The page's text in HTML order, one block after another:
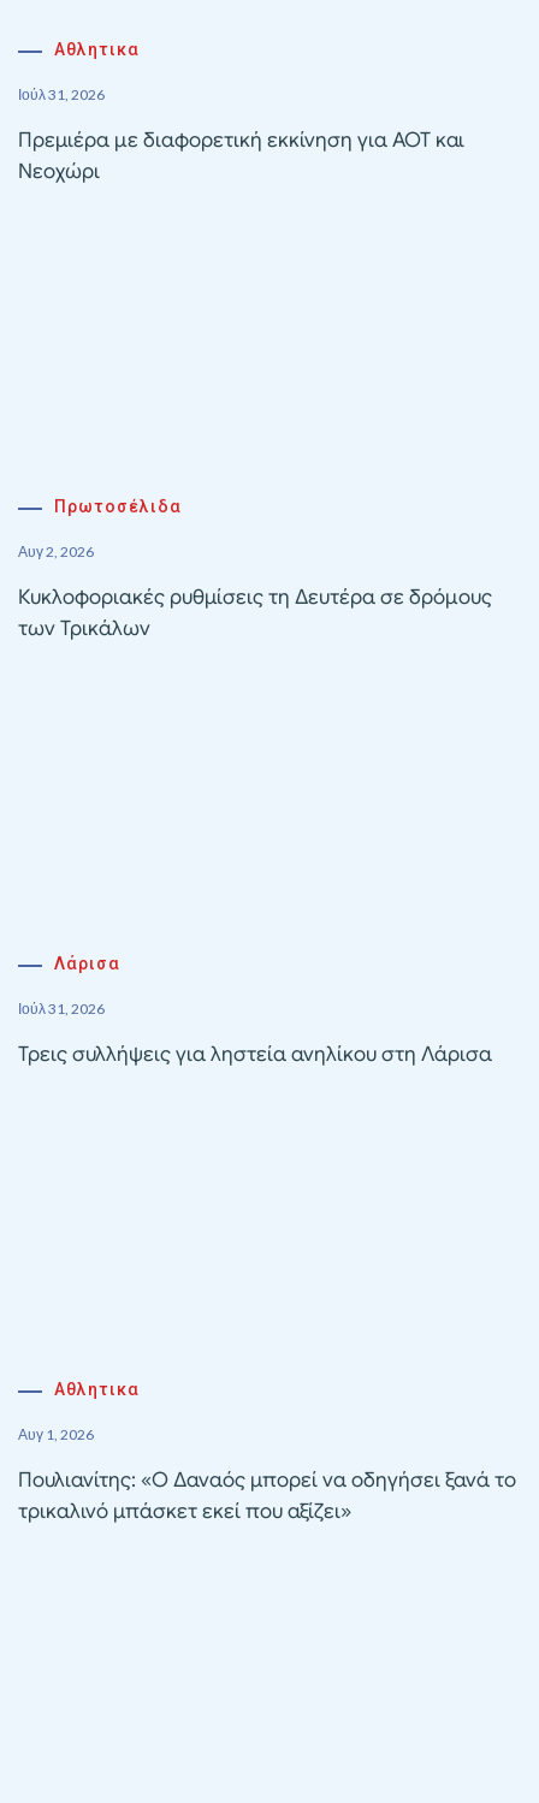
Αθλητικα
Ιούλ 31, 2026
Πρεμιέρα με διαφορετική εκκίνηση για ΑΟΤ και
Νεοχώρι
Πρωτοσέλιδα
Αυγ 2, 2026
Κυκλοφοριακές ρυθμίσεις τη Δευτέρα σε δρόμους
των Τρικάλων
Λάρισα
Ιούλ 31, 2026
Τρεις συλλήψεις για ληστεία ανηλίκου στη Λάρισα
Αθλητικα
Αυγ 1, 2026
Πουλιανίτης: «Ο Δαναός μπορεί να οδηγήσει ξανά το
τρικαλινό μπάσκετ εκεί που αξίζει»